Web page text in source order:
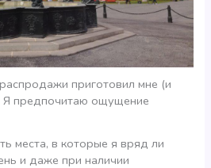
приготовил мне (и
Я предпочитаю ощущение
места, в которые я вряд ли
и даже при наличии